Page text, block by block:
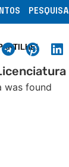
PESQUISA
was found